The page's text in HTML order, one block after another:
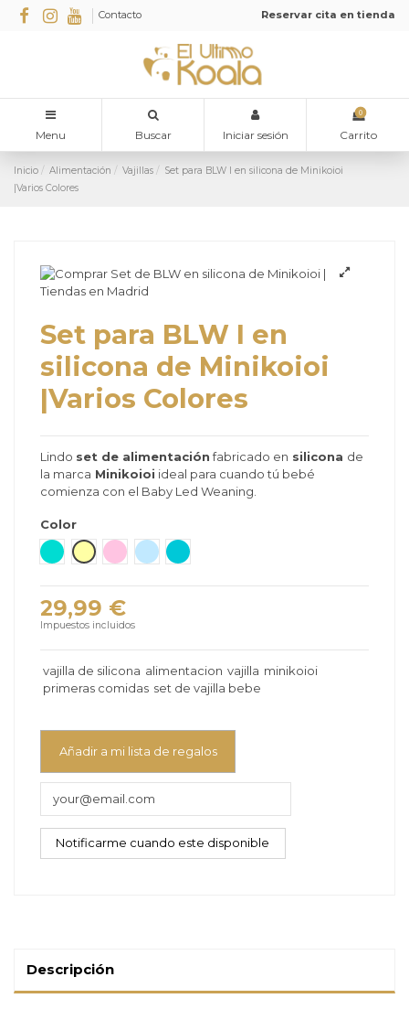
Contacto Reservar cita en tienda
Menu Buscar Iniciar sesión
0
Carrito
Inicio Alimentación Vajillas
Set para BLW I en silicona de Minikoioi
|Varios Colores
Set para BLW I en
silicona de Minikoioi
|Varios Colores
Lindo set de alimentaciónfabricado en silicona de
la marca Minikoioi ideal para cuando tú bebé
comienza con el Baby Led Weaning.
Color
Verde marAmarilloRosa Azul ClaroVerde Mauricio
29,99 €
Impuestos incluidos
vajilla de silicona alimentacion vajilla minikoioi
primeras comidas set de vajilla bebe
Añadir a mi lista de regalos
Descripción